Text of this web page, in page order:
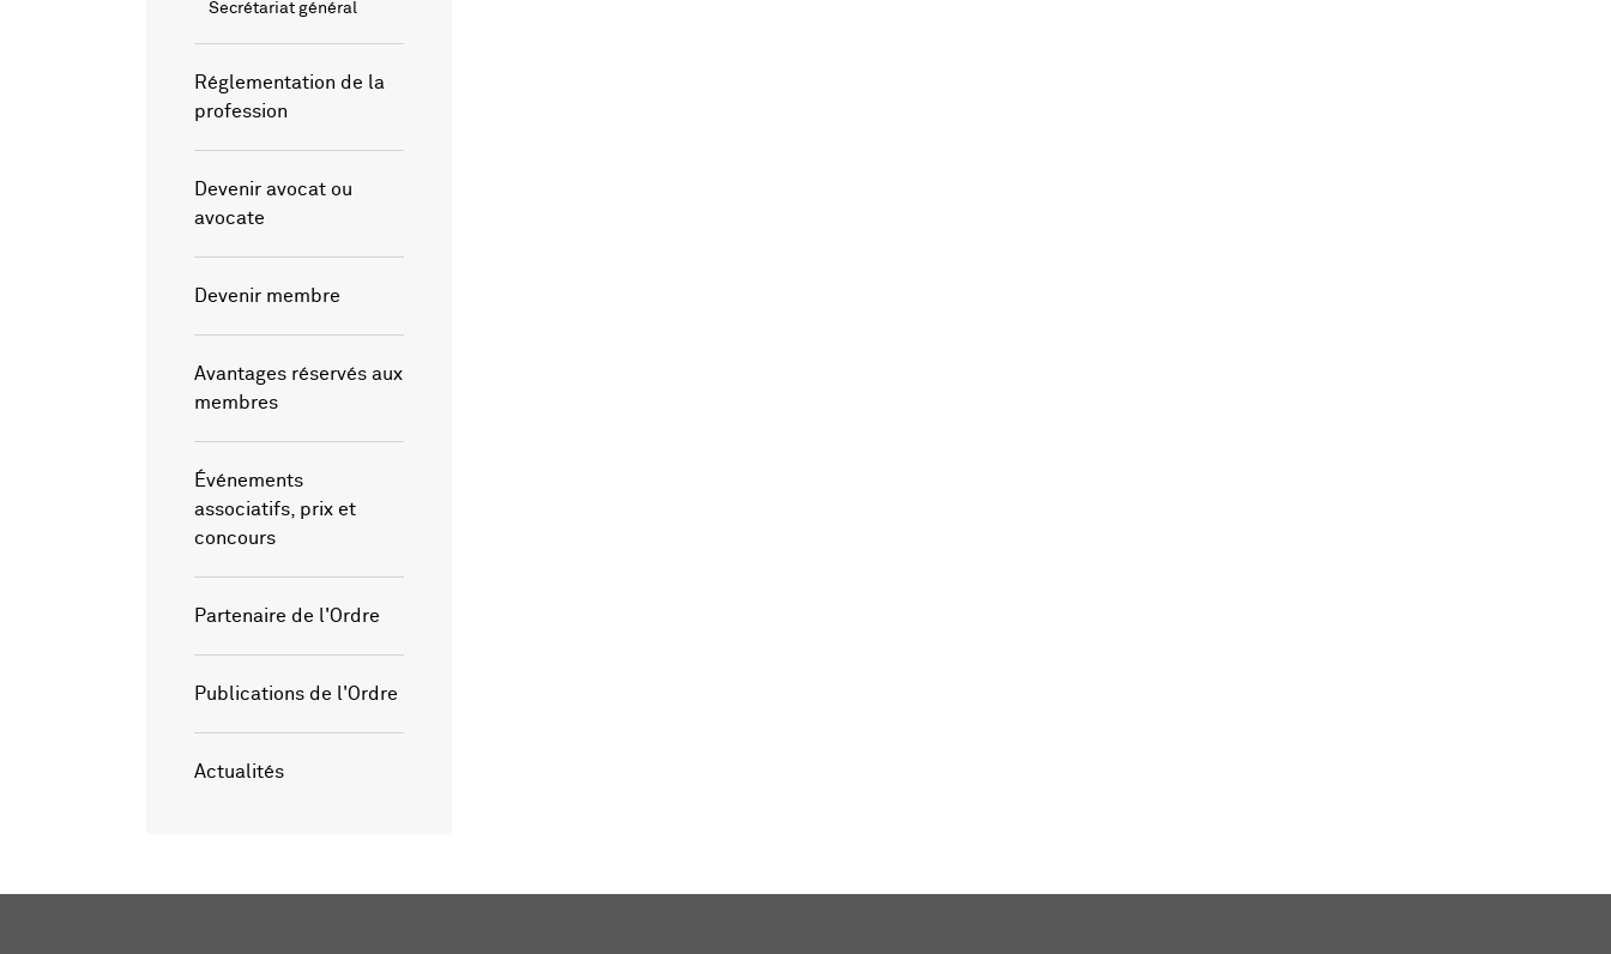
Secrétariat général
Réglementation de la
profession
Devenir avocat ou
avocate
Devenir membre
Avantages réservés aux
membres
Événements
associatifs, prix et
concours
Partenaire de l'Ordre
Publications de l'Ordre
Actualités